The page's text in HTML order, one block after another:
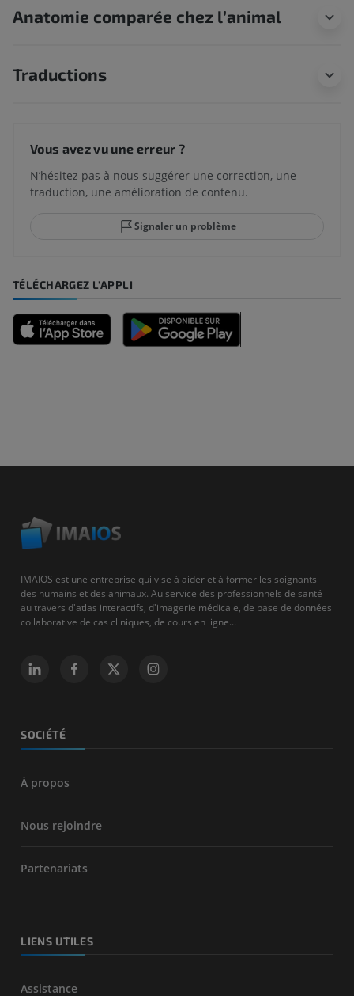
Anatomie comparée chez l’animal
Traductions
Vous avez vu une erreur ?
N’hésitez pas à nous suggérer une correction, une
traduction, une amélioration de contenu.
Signaler un problème
TÉLÉCHARGEZ L'APPLI
IMAIOS est une entreprise qui vise à aider et à former les soignants
des humains et des animaux. Au service des professionnels de santé
au travers d'atlas interactifs, d'imagerie médicale, de base de données
collaborative de cas cliniques, de cours en ligne...
SOCIÉTÉ
À propos
Nous rejoindre
Partenariats
LIENS UTILES
Assistance